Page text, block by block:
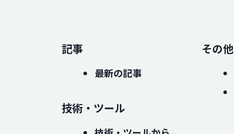
記事
最新の記事
技術・ツール
その他